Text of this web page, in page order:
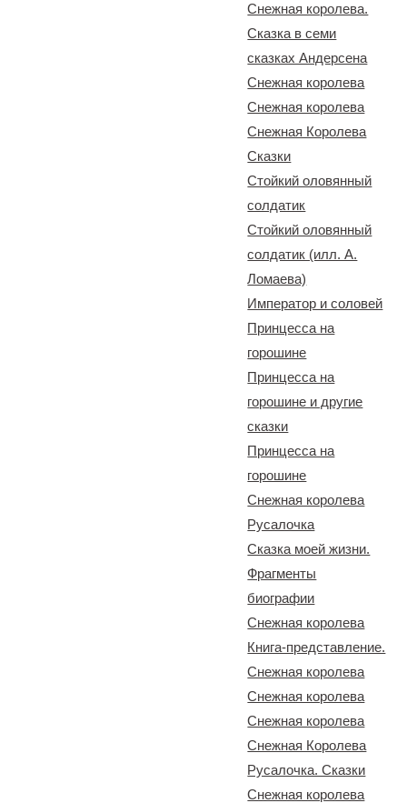
Снежная королева.
Сказка в семи
сказках Андерсена
Снежная королева
Снежная королева
Снежная Королева
Сказки
Стойкий оловянный
солдатик
Стойкий оловянный
солдатик (илл. А.
Ломаева)
Император и соловей
Принцесса на
горошине
Принцесса на
горошине и другие
сказки
Принцесса на
горошине
Снежная королева
Русалочка
Сказка моей жизни.
Фрагменты
биографии
Снежная королева
Книга-представление.
Снежная королева
Снежная королева
Снежная королева
Снежная Королева
Русалочка. Сказки
Снежная королева